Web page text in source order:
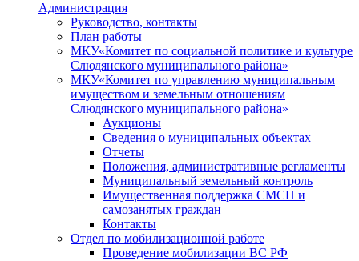
Администрация
Руководство, контакты
План работы
МКУ«Комитет по социальной политике и культуре
Слюдянского муниципального района»
МКУ«Комитет по управлению муниципальным
имуществом и земельным отношениям
Слюдянского муниципального района»
Аукционы
Сведения о муниципальных объектах
Отчеты
Положения, административные регламенты
Муниципальный земельный контроль
Имущественная поддержка СМСП и
самозанятых граждан
Контакты
Отдел по мобилизационной работе
Проведение мобилизации ВС РФ